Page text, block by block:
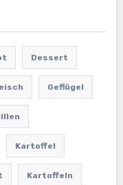
Dessert
Geflügel
Kartoffel
Kartoffeln